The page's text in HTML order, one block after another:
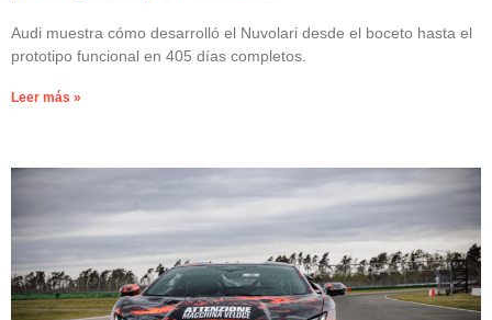
Audi muestra cómo desarrolló el Nuvolari desde el boceto hasta el
prototipo funcional en 405 días completos.
Leer más »